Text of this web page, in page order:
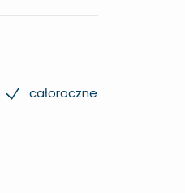
całoroczne